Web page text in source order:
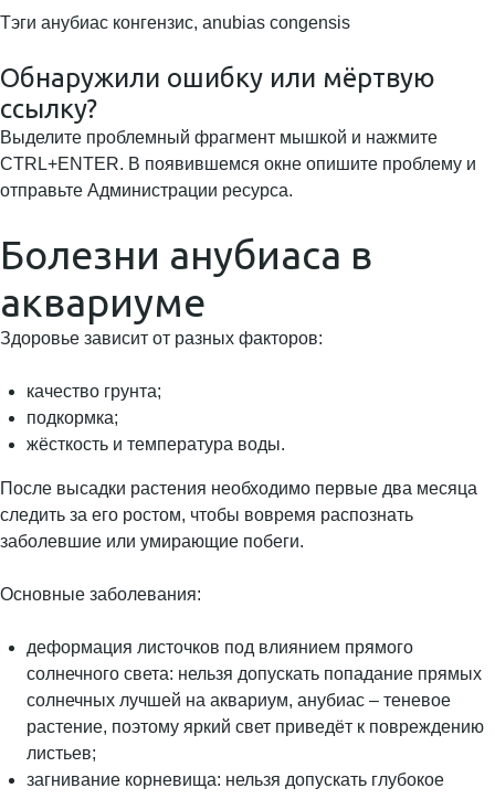
Тэги анубиас конгензис, anubias congensis
Обнаружили ошибку или мёртвую
ссылку?
Выделите проблемный фрагмент мышкой и нажмите
CTRL+ENTER. В появившемся окне опишите проблему и
отправьте Администрации ресурса.
Болезни анубиаса в
аквариуме
Здоровье зависит от разных факторов:
качество грунта;
подкормка;
жёсткость и температура воды.
После высадки растения необходимо первые два месяца
следить за его ростом, чтобы вовремя распознать
заболевшие или умирающие побеги.
Основные заболевания:
деформация листочков под влиянием прямого
солнечного света: нельзя допускать попадание прямых
солнечных лучшей на аквариум, анубиас – теневое
растение, поэтому яркий свет приведёт к повреждению
листьев;
загнивание корневища: нельзя допускать глубокое